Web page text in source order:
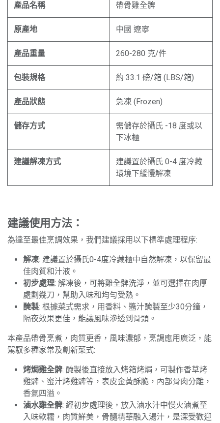
產品名稱 帶骨雞全髀
原產地 中國 遼寧
產品重量 260-280 克/件
包裝規格 約 33.1 磅/箱 (LBS/箱)
產品狀態 急凍 (Frozen)
儲存方式
需儲存於攝氏 -18 度或以
下冰櫃
建議解凍方式
建議置於攝氏 0-4 度冷藏
環境下緩慢解凍
建議使用方法：
為達至最佳烹調效果，我們建議採用以下標準處理程序:
解凍: 建議置於攝氏0-4度冷藏櫃中自然解凍，以保留最
佳肉質和汁液。
初步處理: 解凍後，可將雞全髀洗淨，並可選擇在肉厚
處劃幾刀，幫助入味和均勻受熱。
醃製: 根據菜式需求，用香料、醬汁醃製至少30分鐘，
隔夜效果更佳，能讓風味滲透到骨頭。
本產品帶骨烹煮，肉質更香，風味濃郁，烹調應用廣泛，能
駕馭多種家常及創新菜式:
烤焗雞全髀: 醃製後直接放入烤箱烤焗，可製作香草烤
雞髀、蜜汁烤雞髀等，表皮金黃酥脆，內部骨肉分離，
香氣四溢。
滷水雞全髀: 經初步處理後，放入滷水汁中慢火滷煮至
入味軟糯，肉質鮮美，骨髓精華融入湯汁，是深受歡迎